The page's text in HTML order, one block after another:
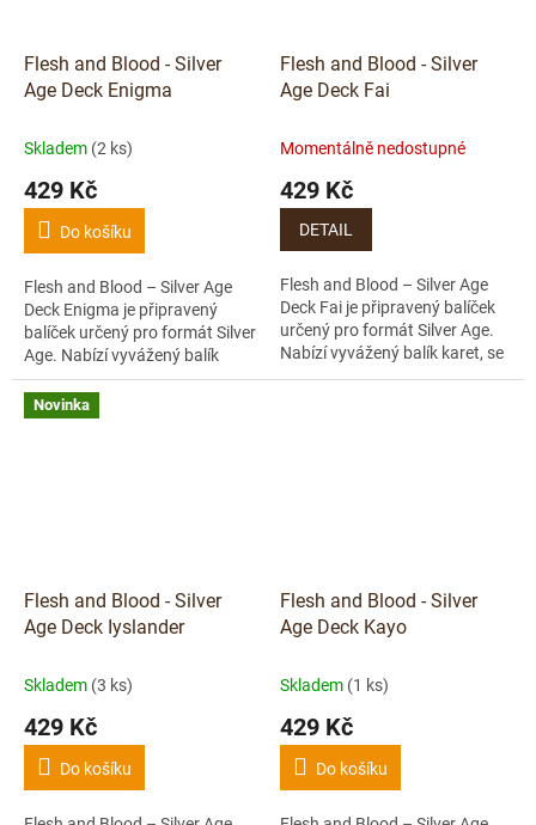
Flesh and Blood - Silver
Age Deck Enigma
Skladem (2 ks)
429 Kč
Do košíku
Flesh and Blood – Silver Age
Deck Enigma je připravený
balíček určený pro formát Silver
Age. Nabízí vyvážený balík
karet, se kterým můžeš začít
hrát bez složitého stavění
decku....
Flesh and Blood - Silver
Age Deck Fai
Momentálně nedostupné
429 Kč
DETAIL
Flesh and Blood – Silver Age
Deck Fai je připravený balíček
určený pro formát Silver Age.
Nabízí vyvážený balík karet, se
kterým můžeš začít hrát hned
Novinka
Flesh and Blood - Silver
Age Deck Iyslander
Skladem (3 ks)
429 Kč
Do košíku
Flesh and Blood - Silver
Age Deck Kayo
Skladem (1 ks)
429 Kč
Do košíku